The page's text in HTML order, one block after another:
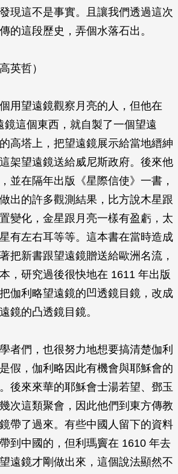
現這不是事實。且讓我們透過這次
的這段歷史，弄個水落石出。
英哲）
用望遠鏡觀察月亮的人，但他在
鏡這個東西，就自製了一個望遠
高塔上，把望遠鏡展示給當地縉紳
架望遠鏡送給威尼斯政府。後來他
並在隔年出版《星際信使》一書，
出的許多觀測結果，比方說木星跟
變化，金星跟月亮一樣有盈虧，太
有左右耳等等。這本書在當時造成
把新書跟望遠鏡贈送給歐洲名流，
，研究過後很快地在 1611 年出版
伽利略望遠鏡的凹透鏡目鏡，改成
鏡的凸透鏡目鏡。
者們，也很努力地想要搞清楚伽利
假，伽利略因此有機會與耶穌會的
後來來華的耶穌會士湯若望、鄧玉
次這類聚會，因此他們到東方傳教
帶了過來。有些中國人留下的資料
到中國的，但利瑪竇在 1610 年去
遠鏡才剛做出來，這個說法顯然不